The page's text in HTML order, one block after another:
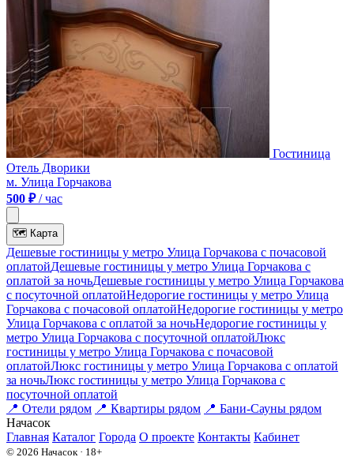
Гостиница
Отель Дворики
м. Улица Горчакова
500 ₽/ час
🗺 Карта
Дешевые гостиницы у метро Улица Горчакова c почасовой
оплатойДешевые гостиницы у метро Улица Горчакова с
оплатой за ночьДешевые гостиницы у метро Улица Горчакова
c посуточной оплатойНедорогие гостиницы у метро Улица
Горчакова c почасовой оплатойНедорогие гостиницы у метро
Улица Горчакова с оплатой за ночьНедорогие гостиницы у
метро Улица Горчакова c посуточной оплатойЛюкс
гостиницы у метро Улица Горчакова c почасовой
оплатойЛюкс гостиницы у метро Улица Горчакова с оплатой
за ночьЛюкс гостиницы у метро Улица Горчакова c
посуточной оплатой
📍 Отели рядом 📍 Квартиры рядом 📍 Бани-Сауны рядом
Начасок
Главная Каталог Города О проекте Контакты Кабинет
© 2026 Начасок · 18+